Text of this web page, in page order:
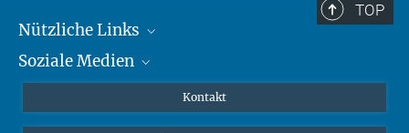
Prof. Dr. Dr. h.c. Steven Vertovec, Gründungsdirektor
TOP
Nützliche Links
MMG Alumni Corner
Soziale Medien
Bluesky
Kontakt